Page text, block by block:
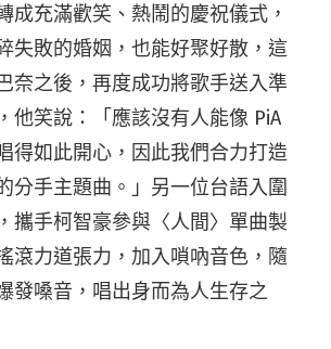
成充滿歡笑、熱鬧的慶祝儀式，
失敗的婚姻，也能好聚好散，這
奈之後，再度成功將歌手送入準
他笑說：「應該沒有人能像 PiA
得如此開心，因此我們合力打造
分手主題曲。」另一位台語入圍
攜手柯智豪參與〈人間〉單曲製
滾力道張力，加入嗩吶音色，隨
發嗓音，唱出身而為人生存之